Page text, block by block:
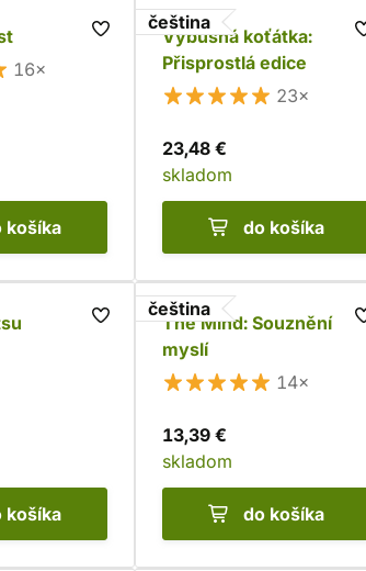
16×
košíka
čeština
Výbušná koťátka:
Přisprostlá edice
23×
23,48 €
skladom
do košíka
košíka
čeština
The Mind: Souznění
myslí
14×
13,39 €
skladom
do košíka